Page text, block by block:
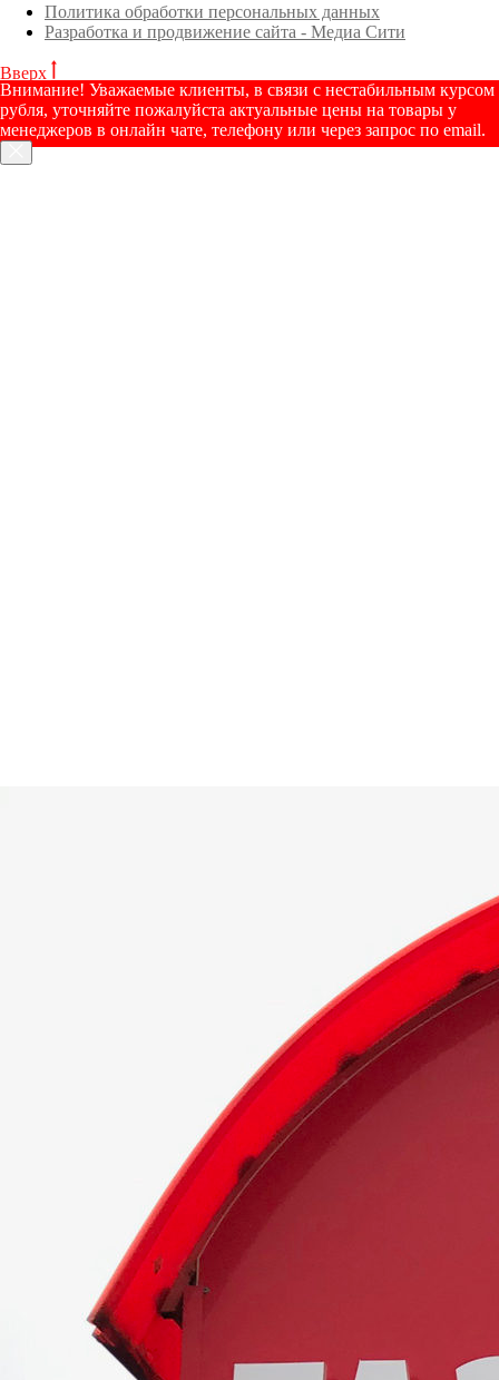
Политика обработки персональных данных
Разработка и продвижение сайта - Медиа Сити
Вверх
Внимание! Уважаемые клиенты, в связи с нестабильным курсом
рубля, уточняйте пожалуйста актуальные цены на товары у
менеджеров в онлайн чате, телефону или через запрос по email.